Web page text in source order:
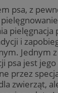
psa, z
pielęgnacja
i
Jednym
psa jest
przez
zwierząt,